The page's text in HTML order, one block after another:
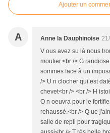
Ajouter un
A Anne la Dauphinoise
V ous avez su là nous
moutier.<br /> G
sommes face à un
/> U n clocher qui est
chevet<br /> <br /> H
O n oeuvra pour le
rehaussé.<br /> Q ue
salle de repli pour